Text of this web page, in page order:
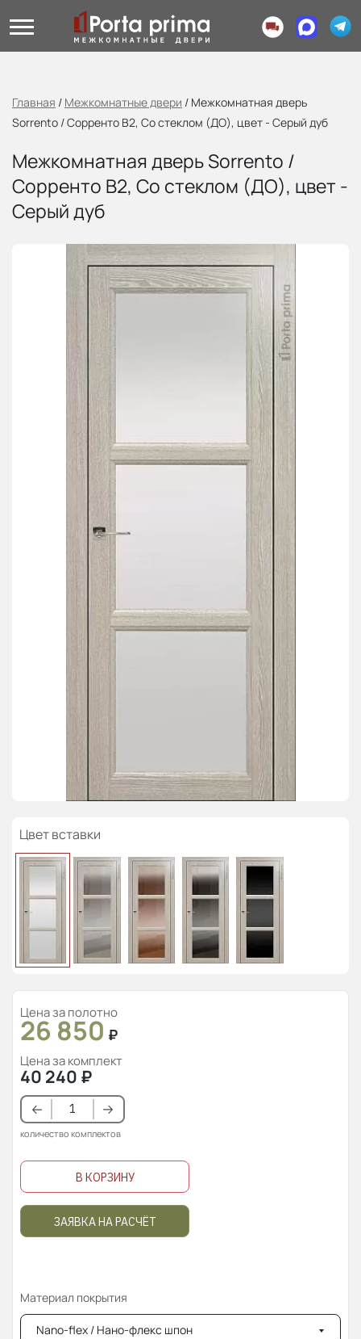
Главная / Межкомнатные двери / Межкомнатная дверь
Sorrento / Сорренто В2, Со стеклом (ДО), цвет - Серый дуб
Межкомнатная дверь Sorrento /
Сорренто В2, Со стеклом (ДО), цвет -
Серый дуб
Цвет вставки
Цена за полотно
26 850 ₽
Цена за комплект
40 240 ₽
количество комплектов
В КОРЗИНУ
ЗАЯВКА НА РАСЧЁТ
Материал покрытия
Nano-flex / Нано-флекс шпон